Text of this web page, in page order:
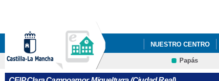
NUESTRO CENTRO
PROYECTO
Papás